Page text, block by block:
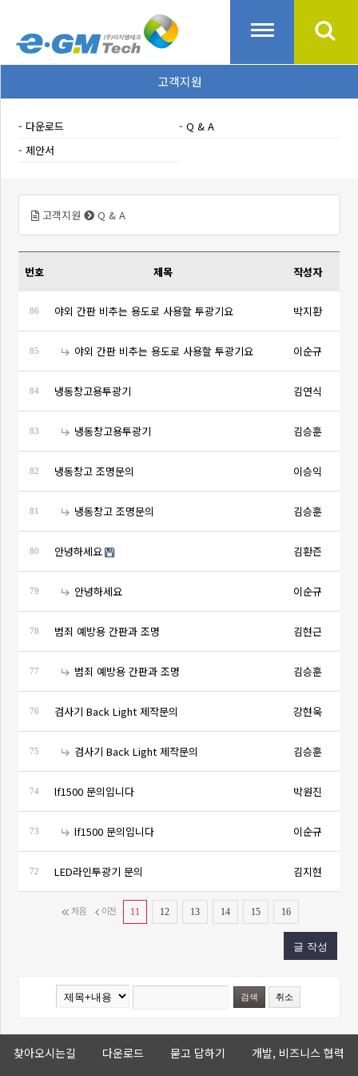
고객지원
다운로드
Q & A
제안서
고객지원 Q & A
번호 제목 작성자
86 야외 간판 비추는 용도로 사용할 투광기요 박지환
85 야외 간판 비추는 용도로 사용할 투광기요 이순규
84 냉동창고용투광기 김연식
83 냉동창고용투광기 김승훈
82 냉동창고 조명문의 이승익
81 냉동창고 조명문의 김승훈
80 안녕하세요 김환즌
79 안녕하세요 이순규
78 범죄 예방용 간판과 조명 김현근
77 범죄 예방용 간판과 조명 김승훈
76 검사기 Back Light 제작문의 강현욱
75 검사기 Back Light 제작문의 김승훈
74 lf1500 문의입니다 박원진
73 lf1500 문의입니다 이순규
72 LED라인투광기 문의 김지현
처음 이전 11 12 13 14 15 16
찾아오시는길 다운로드 묻고 답하기 개발, 비즈니스 협력